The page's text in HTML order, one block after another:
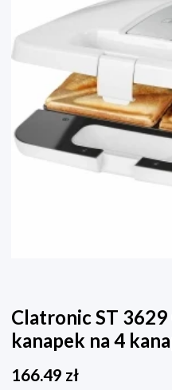
Clatronic ST
kanapek na 4
166.49 zł